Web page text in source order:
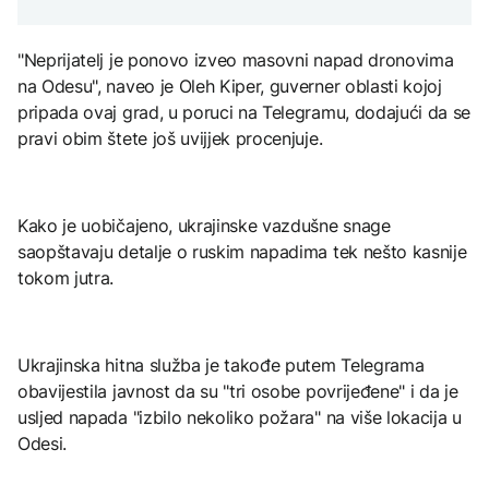
"Neprijatelj je ponovo izveo masovni napad dronovima
na Odesu", naveo je Oleh Kiper, guverner oblasti kojoj
pripada ovaj grad, u poruci na Telegramu, dodajući da se
pravi obim štete još uvijjek procenjuje.
Kako je uobičajeno, ukrajinske vazdušne snage
saopštavaju detalje o ruskim napadima tek nešto kasnije
tokom jutra.
Ukrajinska hitna služba je takođe putem Telegrama
obavijestila javnost da su "tri osobe povrijeđene" i da je
usljed napada "izbilo nekoliko požara" na više lokacija u
Odesi.